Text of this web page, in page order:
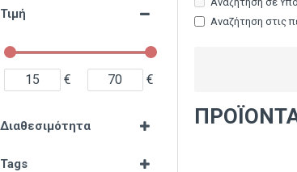
Τιμή
€ €
Tags
Διαθεσιμότητα
Αναζήτηση στις